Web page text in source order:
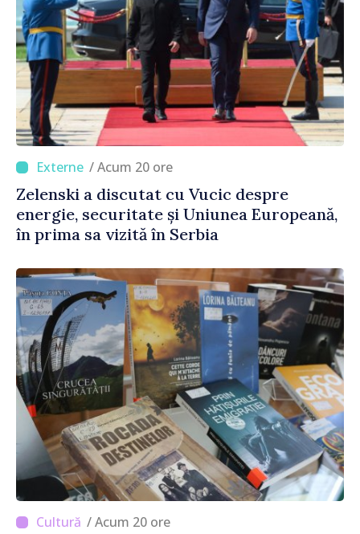
/ Acum 20 ore
Zelenski a discutat cu Vucic despre
energie, securitate și Uniunea Europeană,
în prima sa vizită în Serbia
/ Acum 20 ore